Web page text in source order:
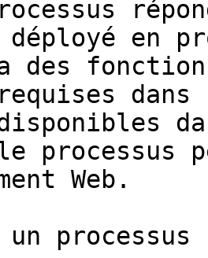
en
requises
processus
Web.
processus